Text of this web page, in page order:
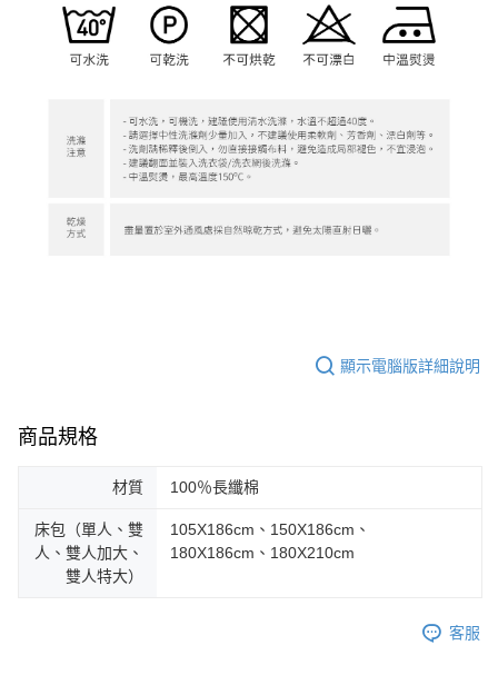
顯示電腦版詳細說明
商品規格
材質 100％長纖棉
床包（單人、雙
人、雙人加大、
雙人特大）
105X186cm、150X186cm、
180X186cm、180X210cm
客服